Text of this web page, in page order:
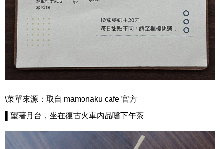
\菜單來源：取自 mamonaku cafe 官方
▌望著月台，坐在復古火車內品嚐下午茶